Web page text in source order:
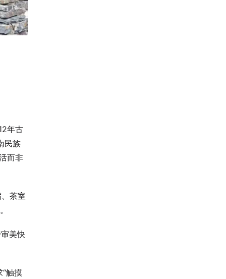
年古
民族
而非
茶室
美快
触摸